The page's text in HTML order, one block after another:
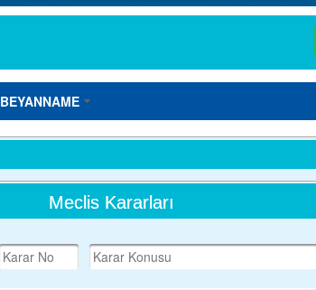
BEYANNAME
Meclis Kararları